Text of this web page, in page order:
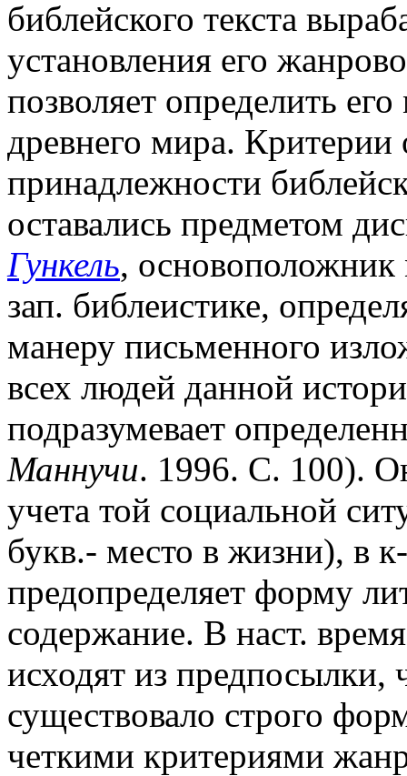
библейского текста
установления его
позволяет определить
древнего мира.
принадлежности
оставались предметом
Гункель, основоположник
зап. библеистике,
манеру письменного
всех людей данной
подразумевает
Маннучи. 1996. С. 100).
учета той социальной
букв.- место в жизни), в
предопределяет форму
содержание. В наст.
исходят из предпосылки,
существовало строго
четкими критериями